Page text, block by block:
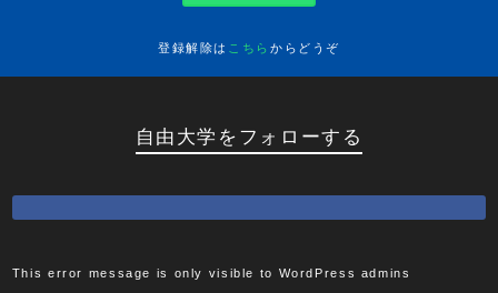
登録解除は こちら からどうぞ
自由大学をフォローする
This error message is only visible to WordPress admins